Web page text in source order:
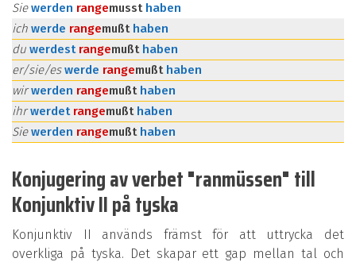
Siewerden rangemusst haben
ich werde rangemußt haben
du werdest rangemußt haben
er/sie/eswerde rangemußt haben
wirwerden rangemußt haben
ihrwerdet rangemußt haben
Siewerden rangemußt haben
Konjugering av verbet "ranmüssen" till
Konjunktiv II på tyska
Konjunktiv II används främst för att uttrycka det
overkliga på tyska. Det skapar ett gap mellan tal och